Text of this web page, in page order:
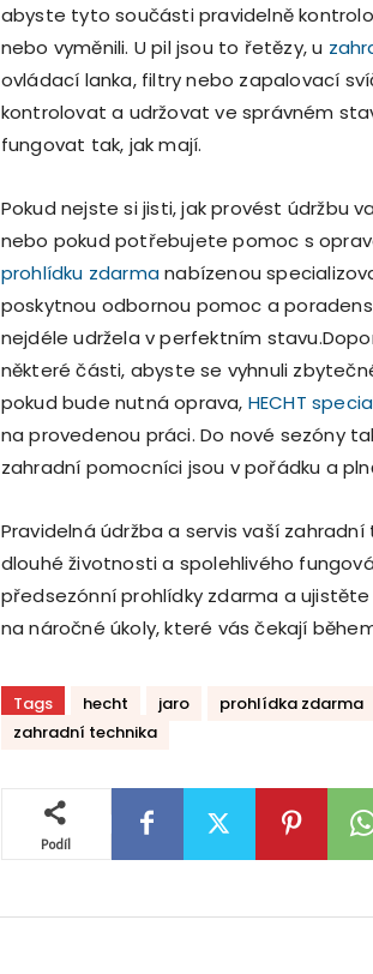
abyste tyto součásti pravidelně
nebo vyměnili. U pil jsou to řetězy, u
ovládací lanka, filtry nebo zapalovací
kontrolovat a udržovat ve správném
fungovat tak, jak mají.
Pokud nejste si jisti, jak provést údržbu
nebo pokud potřebujete pomoc s
prohlídku zdarmanabízenou
poskytnou odbornou pomoc a
nejdéle udržela v perfektním
některé části, abyste se vyhnuli
pokud bude nutná oprava, HECHT
na provedenou práci. Do nové sezóny
zahradní pomocníci jsou v pořádku a
Pravidelná údržba a servis vaší
dlouhé životnosti a spolehlivého
předsezónní prohlídky zdarma a
na náročné úkoly, které vás čekají
Tags hecht jaro prohlídka zdarma
zahradní technika
Podíl